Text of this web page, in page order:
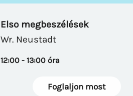
Elso megbeszélések
Wr. Neustadt
12:00 - 13:00 óra
Foglaljon most